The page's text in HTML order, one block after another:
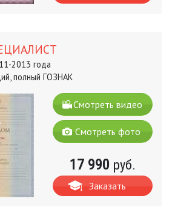
2013 года
полный ГОЗНАК
Смотреть видео
Смотреть фото
17 990 руб.
Заказать